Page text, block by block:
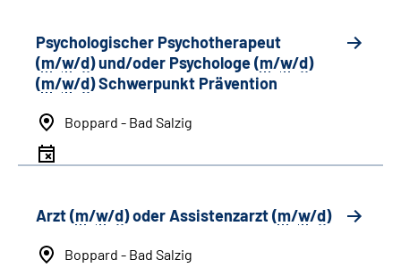
Psychologischer Psychotherapeut
(m/w/d) und/oder Psychologe (m/w/d)
(m/w/d) Schwerpunkt Prävention
Boppard - Bad Salzig
Arzt (m/w/d) oder Assistenzarzt (m/w/d)
Boppard - Bad Salzig